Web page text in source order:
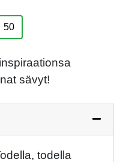
50
sävyt!
todella